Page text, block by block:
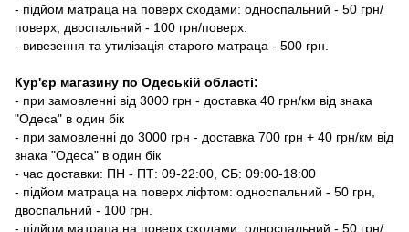
- підйом матраца на поверх сходами: односпальний - 50 грн/
поверх, двоспальний - 100 грн/поверх.
- вивезення та утилізація старого матраца - 500 грн.
Кур'єр магазину по Одеській області:
- при замовленні від 3000 грн - доставка 40 грн/км від знака
"Одеса" в один бік
- при замовленні до 3000 грн - доставка 700 грн + 40 грн/км від
знака "Одеса" в один бік
- час доставки: ПН - ПТ: 09-22:00, СБ: 09:00-18:00
- підйом матраца на поверх ліфтом: односпальний - 50 грн,
двоспальний - 100 грн.
- підйом матраца на поверх сходами: односпальний - 50 грн/